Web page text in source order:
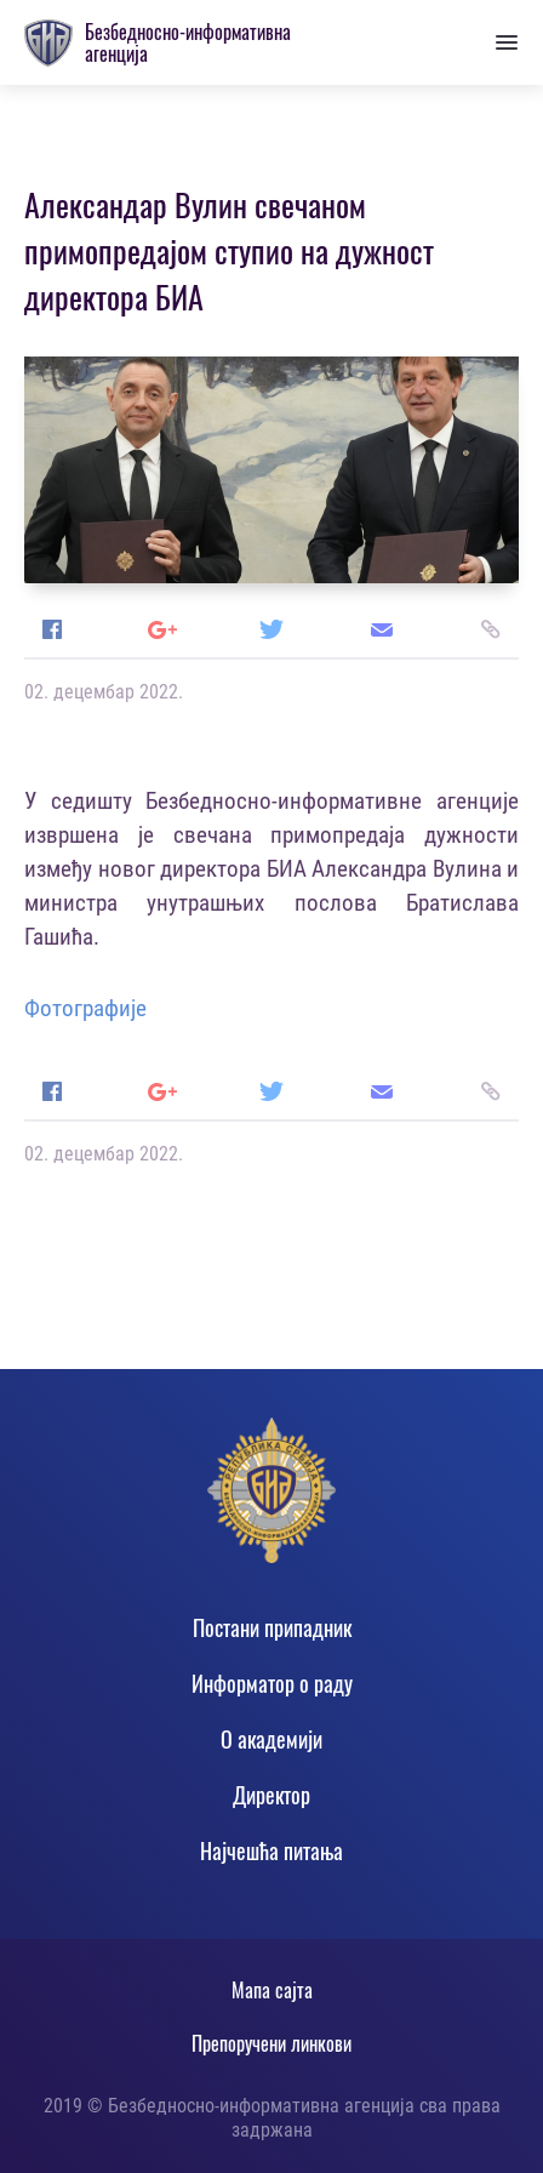
Пребаци
Безбедносно-информативна
агенција
Александар Вулин свечаном
примопредајом ступио на дужност
директора БИА
02. децембар 2022.
У седишту Безбедносно-информативне агенције
извршена је свечана примопредаја дужности
између новог директора БИА Александра Вулина и
министра унутрашњих послова Братислава
Гашића.
Фотографије
02. децембар 2022.
Постани припадник
Информатор о раду
О академији
Директор
Најчешћа питања
Мапа сајта
Препоручени линкови
2019 © Безбедносно-информативна агенција сва права
задржана